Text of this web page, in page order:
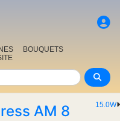
BOUQUETS
15.0W
AM 8